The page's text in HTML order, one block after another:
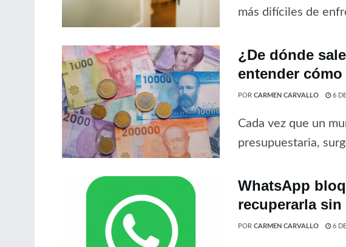
más difíciles de
¿De dónde
entender
POR CARMEN CARVALLO 6
Cada vez que un
presupuestaria,
WhatsApp
recuperarla
POR CARMEN CARVALLO 6